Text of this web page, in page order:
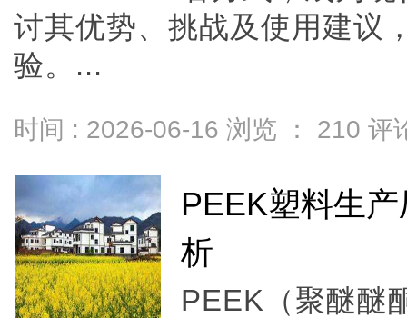
讨其优势、挑战及使用建议
验。...
时间 : 2026-06-16 浏览 ： 210 评
PEEK塑料生
析
PEEK（聚醚醚